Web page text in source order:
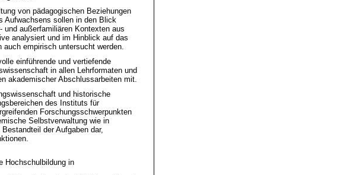
von pädagogischen Beziehungen
Aufwachsens sollen in den Blick
und außerfamiliären Kontexten aus
analysiert und im Hinblick auf das
auch empirisch untersucht werden.
einführende und vertiefende
in allen Lehrformaten und
akademischer Abschlussarbeiten mit.
und historische
des Instituts für
Forschungsschwerpunkten
Selbstverwaltung wie in
der Aufgaben dar,
Hochschulbildung in